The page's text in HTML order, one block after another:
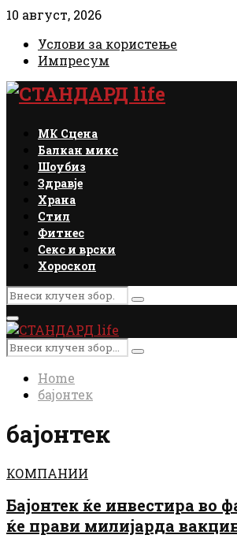
10 август, 2026
Услови за користење
Импресум
Facebook
Instagram
Email
Rss
МК Сцена
Балкан микс
Шоубиз
Здравје
Храна
Стил
Фитнес
Секс и врски
Хороскоп
Search
for:
Search
Primary
Menu
Search
for:
Search
Home
бајонтек
бајонтек
КОМПАНИИ
Бајонтек ќе инвестира во
ќе прави милијарда